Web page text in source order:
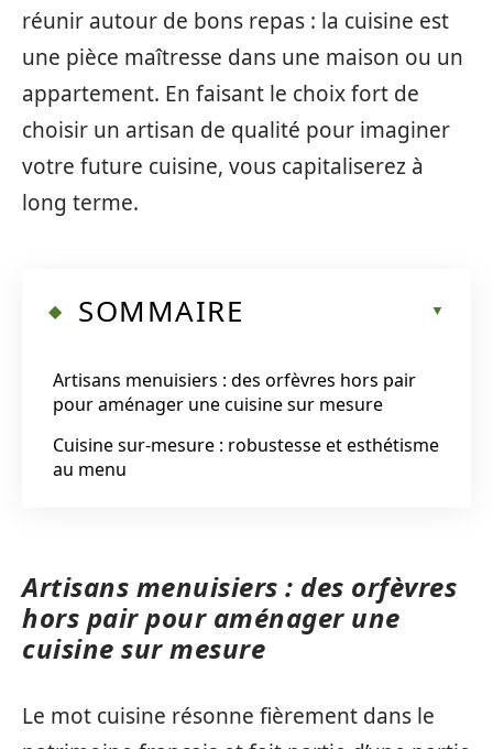
réunir autour de bons repas : la cuisine est
une pièce maîtresse dans une maison ou un
appartement. En faisant le choix fort de
choisir un artisan de qualité pour imaginer
votre future cuisine, vous capitaliserez à
long terme.
SOMMAIRE
Artisans menuisiers : des orfèvres hors pair
pour aménager une cuisine sur mesure
Cuisine sur-mesure : robustesse et esthétisme
au menu
Artisans menuisiers : des orfèvres
hors pair pour aménager une
cuisine sur mesure
Le mot cuisine résonne fièrement dans le